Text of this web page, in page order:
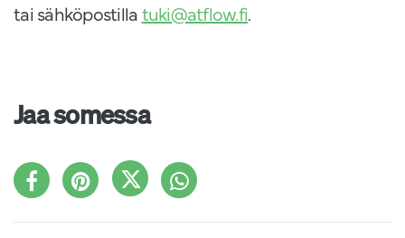
tai sähköpostillatuki@atflow.fi.
Jaa somessa